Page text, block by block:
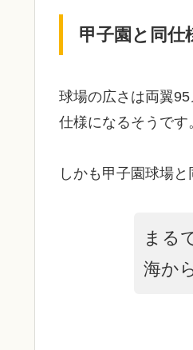
甲子園と同仕
球場の広さは両翼
仕様になるそうです
しかも甲子園球場と
まる
海か